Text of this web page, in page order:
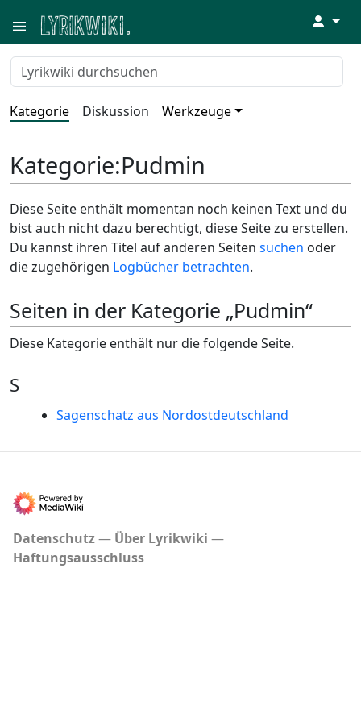
↓
Kategorie Diskussion Werkzeuge
Kategorie:Pudmin
Diese Seite enthält momentan noch keinen Text und du
bist auch nicht dazu berechtigt, diese Seite zu erstellen.
Du kannst ihren Titel auf anderen Seiten suchen oder
die zugehörigen Logbücher betrachten.
Seiten in der Kategorie „Pudmin“
Diese Kategorie enthält nur die folgende Seite.
S
Sagenschatz aus Nordostdeutschland
Datenschutz
Über Lyrikwiki
Haftungsausschluss